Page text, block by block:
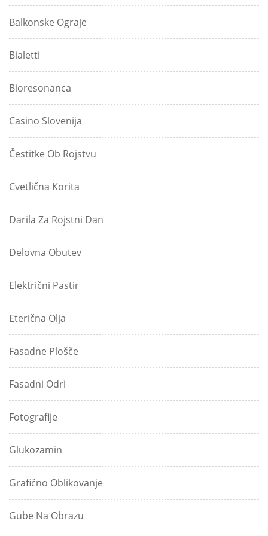
Balkonske Ograje
Bialetti
Bioresonanca
Casino Slovenija
Čestitke Ob Rojstvu
Cvetlična Korita
Darila Za Rojstni Dan
Delovna Obutev
Električni Pastir
Eterična Olja
Fasadne Plošče
Fasadni Odri
Fotografije
Glukozamin
Grafično Oblikovanje
Gube Na Obrazu